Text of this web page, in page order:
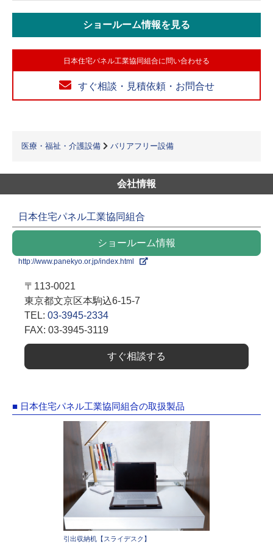
ショールーム情報を見る
日本住宅パネル工業協同組合に問い合わせる
すぐ相談・見積依頼・お問合せ
医療・福祉・介護設備 バリアフリー設備
会社情報
日本住宅パネル工業協同組合
ショールーム情報
http://www.panekyo.or.jp/index.html
〒113-0021
東京都文京区本駒込6-15-7
TEL: 03-3945-2334
FAX: 03-3945-3119
すぐ相談する
■ 日本住宅パネル工業協同組合の取扱製品
引出収納机【スライデスク】